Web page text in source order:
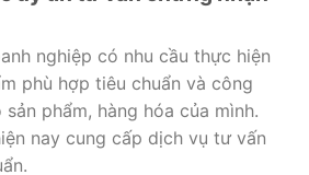
nghiệp có nhu cầu thực hiện
phù hợp tiêu chuẩn và công
phẩm, hàng hóa của mình.
nay cung cấp dịch vụ tư vấn